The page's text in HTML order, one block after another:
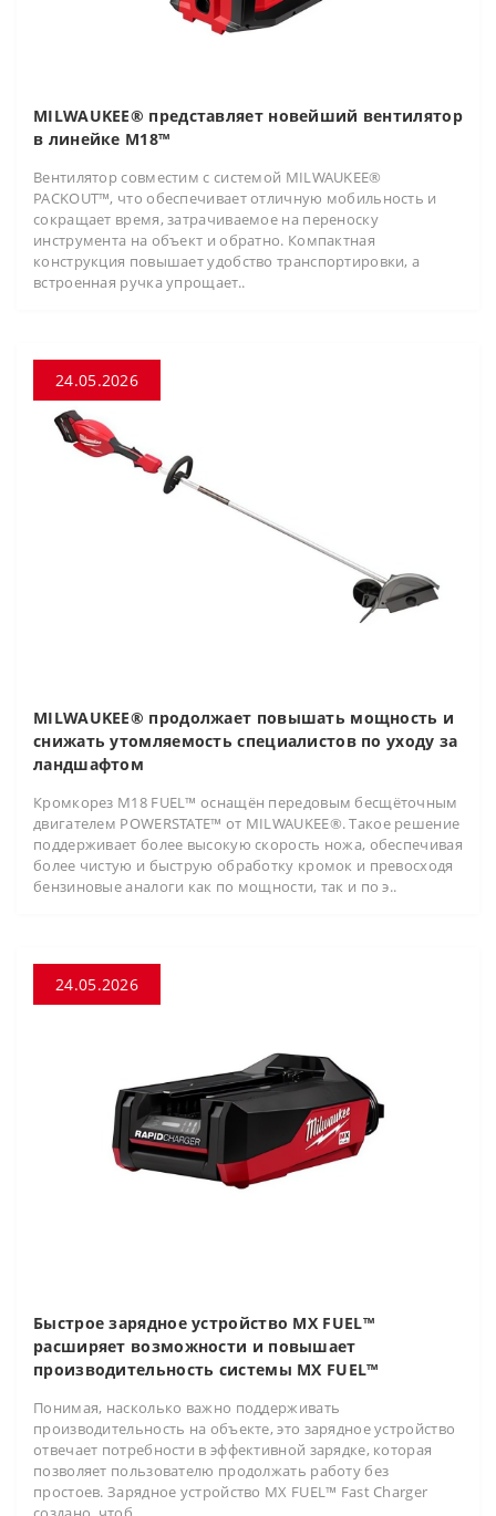
MILWAUKEE® представляет новейший вентилятор
в линейке M18™
Вентилятор совместим с системой MILWAUKEE®
PACKOUT™, что обеспечивает отличную мобильность и
сокращает время, затрачиваемое на переноску
инструмента на объект и обратно. Компактная
конструкция повышает удобство транспортировки, а
встроенная ручка упрощает..
24.05.2026
MILWAUKEE® продолжает повышать мощность и
снижать утомляемость специалистов по уходу за
ландшафтом
Кромкорез M18 FUEL™ оснащён передовым бесщёточным
двигателем POWERSTATE™ от MILWAUKEE®. Такое решение
поддерживает более высокую скорость ножа, обеспечивая
более чистую и быструю обработку кромок и превосходя
бензиновые аналоги как по мощности, так и по э..
24.05.2026
Быстрое зарядное устройство MX FUEL™
расширяет возможности и повышает
производительность системы MX FUEL™
Понимая, насколько важно поддерживать
производительность на объекте, это зарядное устройство
отвечает потребности в эффективной зарядке, которая
позволяет пользователю продолжать работу без
простоев. Зарядное устройство MX FUEL™ Fast Charger